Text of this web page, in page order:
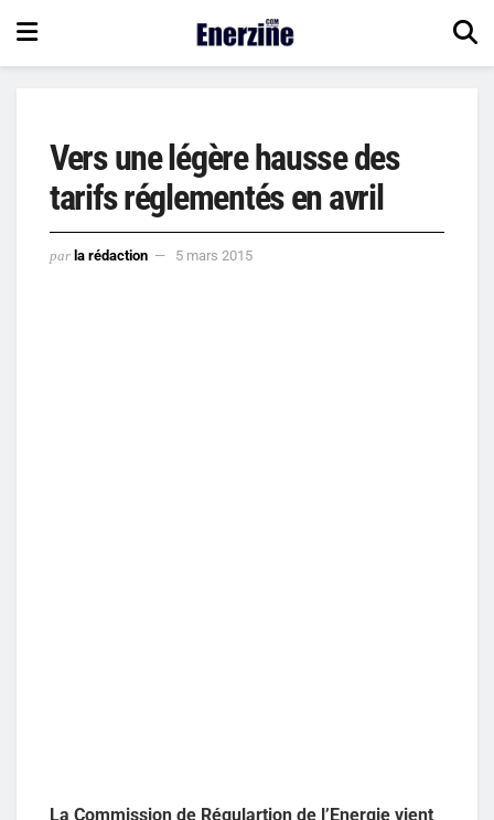
Vers une légère hausse des
tarifs réglementés en avril
par la rédaction 5 mars 2015
La Commission de Régulartion de l’Energie vient